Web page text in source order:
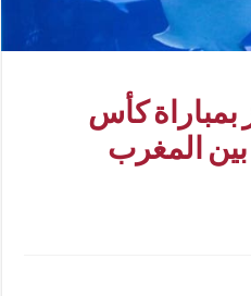
بمباراة كأس
بين المغرب